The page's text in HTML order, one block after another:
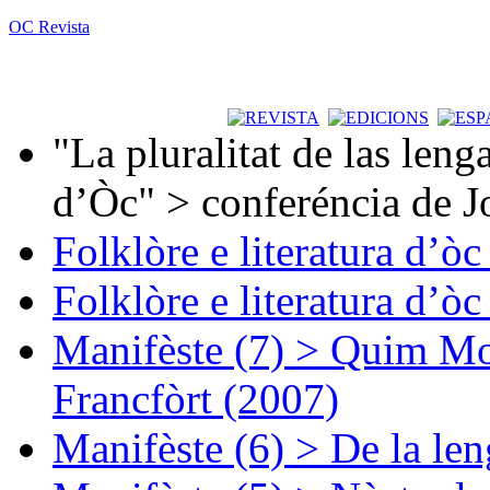
OC Revista
"La pluralitat de las
d’Òc" > conferéncia de
Folklòre e literatura
Folklòre e literatura
Manifèste (7) > Quim
Francfòrt (2007)
Manifèste (6) > De la